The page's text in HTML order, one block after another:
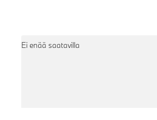
Ei enää saatavilla